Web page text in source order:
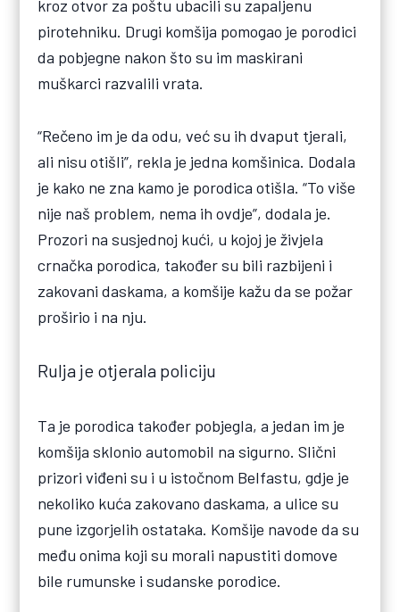
kroz otvor za poštu ubacili su zapaljenu
pirotehniku. Drugi komšija pomogao je porodici
da pobjegne nakon što su im maskirani
muškarci razvalili vrata.
“Rečeno im je da odu, već su ih dvaput tjerali,
ali nisu otišli”, rekla je jedna komšinica. Dodala
je kako ne zna kamo je porodica otišla. “To više
nije naš problem, nema ih ovdje”, dodala je.
Prozori na susjednoj kući, u kojoj je živjela
crnačka porodica, također su bili razbijeni i
zakovani daskama, a komšije kažu da se požar
proširio i na nju.
Rulja je otjerala policiju
Ta je porodica također pobjegla, a jedan im je
komšija sklonio automobil na sigurno. Slični
prizori viđeni su i u istočnom Belfastu, gdje je
nekoliko kuća zakovano daskama, a ulice su
pune izgorjelih ostataka. Komšije navode da su
među onima koji su morali napustiti domove
bile rumunske i sudanske porodice.